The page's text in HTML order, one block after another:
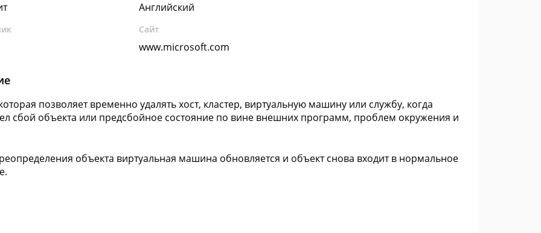
Английский
Сайт
www.microsoft.com
позволяет временно удалять хост, кластер, виртуальную машину или службу, когда
сбой объекта или предсбойное состояние по вине внешних программ, проблем окружения и
объекта виртуальная машина обновляется и объект снова входит в нормальное